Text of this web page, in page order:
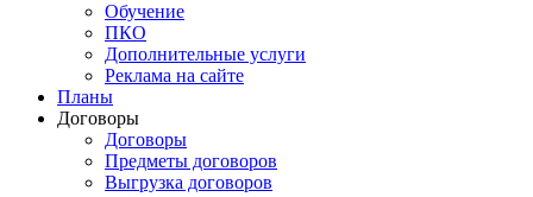
Обучение
ПКО
Дополнительные услуги
Реклама на сайте
Планы
Договоры
Договоры
Предметы договоров
Выгрузка договоров